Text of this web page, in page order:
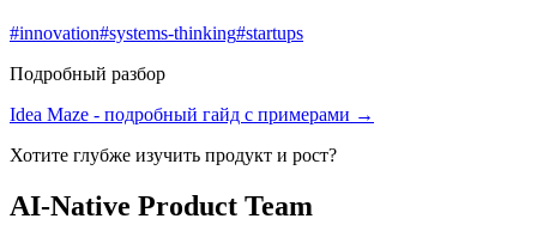
#innovation#systems-thinking#startups
Подробный разбор
Idea Maze - подробный гайд с примерами →
Хотите глубже изучить продукт и рост?
AI-Native Product Team